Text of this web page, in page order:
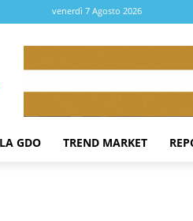
venerdì 7 Agosto 2026
GDO TREND MARKET